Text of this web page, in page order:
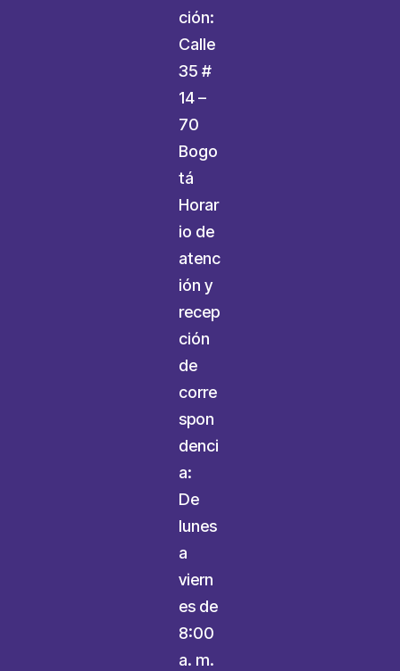
ción:
Calle
35 #
14 –
70
Bogo
tá
Horar
io de
atenc
ión y
recep
ción
de
corre
spon
denci
a:
De
lunes
a
viern
es de
8:00
a. m.